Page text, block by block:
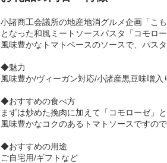
小諸商工会議所の地産地消グルメ企画「こ
となった和風ミートソースパスタ「コモロ
風味豊かなトマトベースのソースで、パス
◆魅力
風味豊か/ヴィーガン対応/小諸産黒豆味噌入
◆おすすめの食べ方
まずは炒めた挽肉に加えて「コモローゼ」
風味豊かなコクのあるトマトソースですの
◆おすすめの用途
ご自宅用/ギフトなど